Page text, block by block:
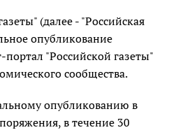
(далее - "Российская
опубликование
"Российской газеты"
сообщества.
опубликованию в
в течение 30